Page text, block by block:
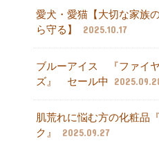
愛犬・愛猫【大切な家族
ら守る】
2025.10.17
ブルーアイス 『ファイ
ズ』 セール中
肌荒れに悩む方の化粧品
ク』
2025.09.27